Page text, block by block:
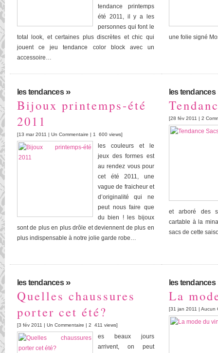
tendance printemps
été 2011, il y a les
personnes qui font le
total look, et certaines plus discrètes et chic qui
jouent ce jeu tendance color block avec un
accessoire…
une folie signé
les tendances»
Bijoux printemps-été
2011
[13 mar 2011 | Un Commentaire | 1 600 views]
les couleurs et le
jeux des formes est
au rendez vous pour
cet été 2011, une
vague de fraicheur et
d’originalité qui ne
peut nous faire que
du bien ! les bijoux
sont de plus en plus drôle et deviennent de plus en
plus indispensable à notre jolie garde robe…
les tendances
[28 fév 2011 | 2
et arboré des
cartable à la
sacs de cette
les tendances»
Quelles chaussures
porter cet été?
[3 fév 2011 | Un Commentaire | 2 411 views]
es beaux jours
arrivent, on peut
les tendances
La
[31 jan 2011 | Aucun